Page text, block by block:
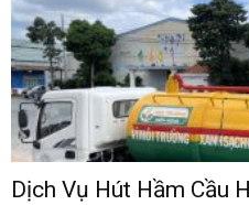
Dịch Vụ Hút Hầm Cầu